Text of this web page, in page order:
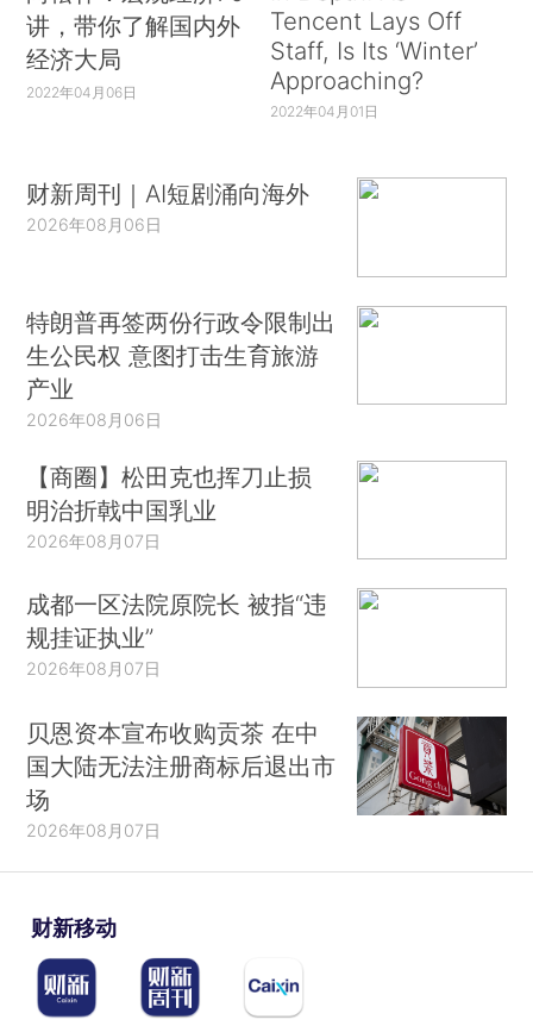
讲，带你了解国内外
经济大局
2022年04月06日
Tencent Lays Off
Staff, Is Its ‘Winter’
Approaching?
2022年04月01日
财新周刊｜AI短剧涌向海外
2026年08月06日
特朗普再签两份行政令限制出
生公民权 意图打击生育旅游
产业
2026年08月06日
【商圈】松田克也挥刀止损
明治折戟中国乳业
2026年08月07日
成都一区法院原院长 被指“违
规挂证执业”
2026年08月07日
贝恩资本宣布收购贡茶 在中
国大陆无法注册商标后退出市
场
2026年08月07日
财新移动